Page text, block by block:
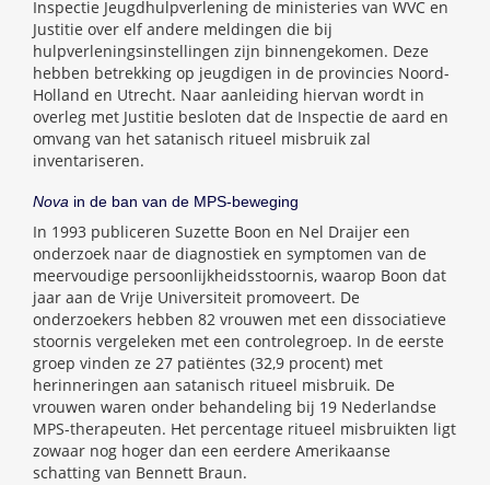
Inspectie Jeugdhulpverlening de ministeries van WVC en
Justitie over elf andere meldingen die bij
hulpverleningsinstellingen zijn binnengekomen. Deze
hebben betrekking op jeugdigen in de provincies Noord-
Holland en Utrecht. Naar aanleiding hiervan wordt in
overleg met Justitie besloten dat de Inspectie de aard en
omvang van het satanisch ritueel misbruik zal
inventariseren.
Nova in de ban van de MPS-beweging
In 1993 publiceren Suzette Boon en Nel Draijer een
onderzoek naar de diagnostiek en symptomen van de
meervoudige persoonlijkheidsstoornis, waarop Boon dat
jaar aan de Vrije Universiteit promoveert. De
onderzoekers hebben 82 vrouwen met een dissociatieve
stoornis vergeleken met een controlegroep. In de eerste
groep vinden ze 27 patiëntes (32,9 procent) met
herinneringen aan satanisch ritueel misbruik. De
vrouwen waren onder behandeling bij 19 Nederlandse
MPS-therapeuten. Het percentage ritueel misbruikten ligt
zowaar nog hoger dan een eerdere Amerikaanse
schatting van Bennett Braun.